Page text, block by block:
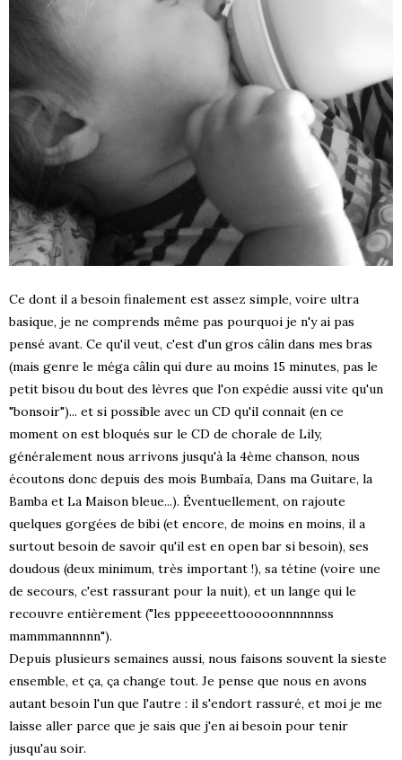
Ce dont il a besoin finalement est assez simple, voire ultra
basique, je ne comprends même pas pourquoi je n'y ai pas
pensé avant. Ce qu'il veut, c'est d'un gros câlin dans mes bras
(mais genre le méga câlin qui dure au moins 15 minutes, pas le
petit bisou du bout des lèvres que l'on expédie aussi vite qu'un
"bonsoir")... et si possible avec un CD qu'il connait (en ce
moment on est bloqués sur le CD de chorale de Lily,
généralement nous arrivons jusqu'à la 4ème chanson, nous
écoutons donc depuis des mois Bumbaïa, Dans ma Guitare, la
Bamba et La Maison bleue...). Éventuellement, on rajoute
quelques gorgées de bibi (et encore, de moins en moins, il a
surtout besoin de savoir qu'il est en open bar si besoin), ses
doudous (deux minimum, très important !), sa tétine (voire une
de secours, c'est rassurant pour la nuit), et un lange qui le
recouvre entièrement ("les pppeeeettooooonnnnnnss
mammmannnnn").
Depuis plusieurs semaines aussi, nous faisons souvent la sieste
ensemble, et ça, ça change tout. Je pense que nous en avons
autant besoin l'un que l'autre : il s'endort rassuré, et moi je me
laisse aller parce que je sais que j'en ai besoin pour tenir
jusqu'au soir.